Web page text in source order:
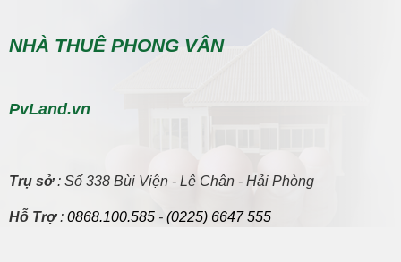
NHÀ THUÊ PHONG VÂN
PvLand.vn
Trụ sở: Số 338 Bùi Viện - Lê Chân - Hải Phòng
Hỗ Trợ: 0868.100.585 - (0225) 6647 555